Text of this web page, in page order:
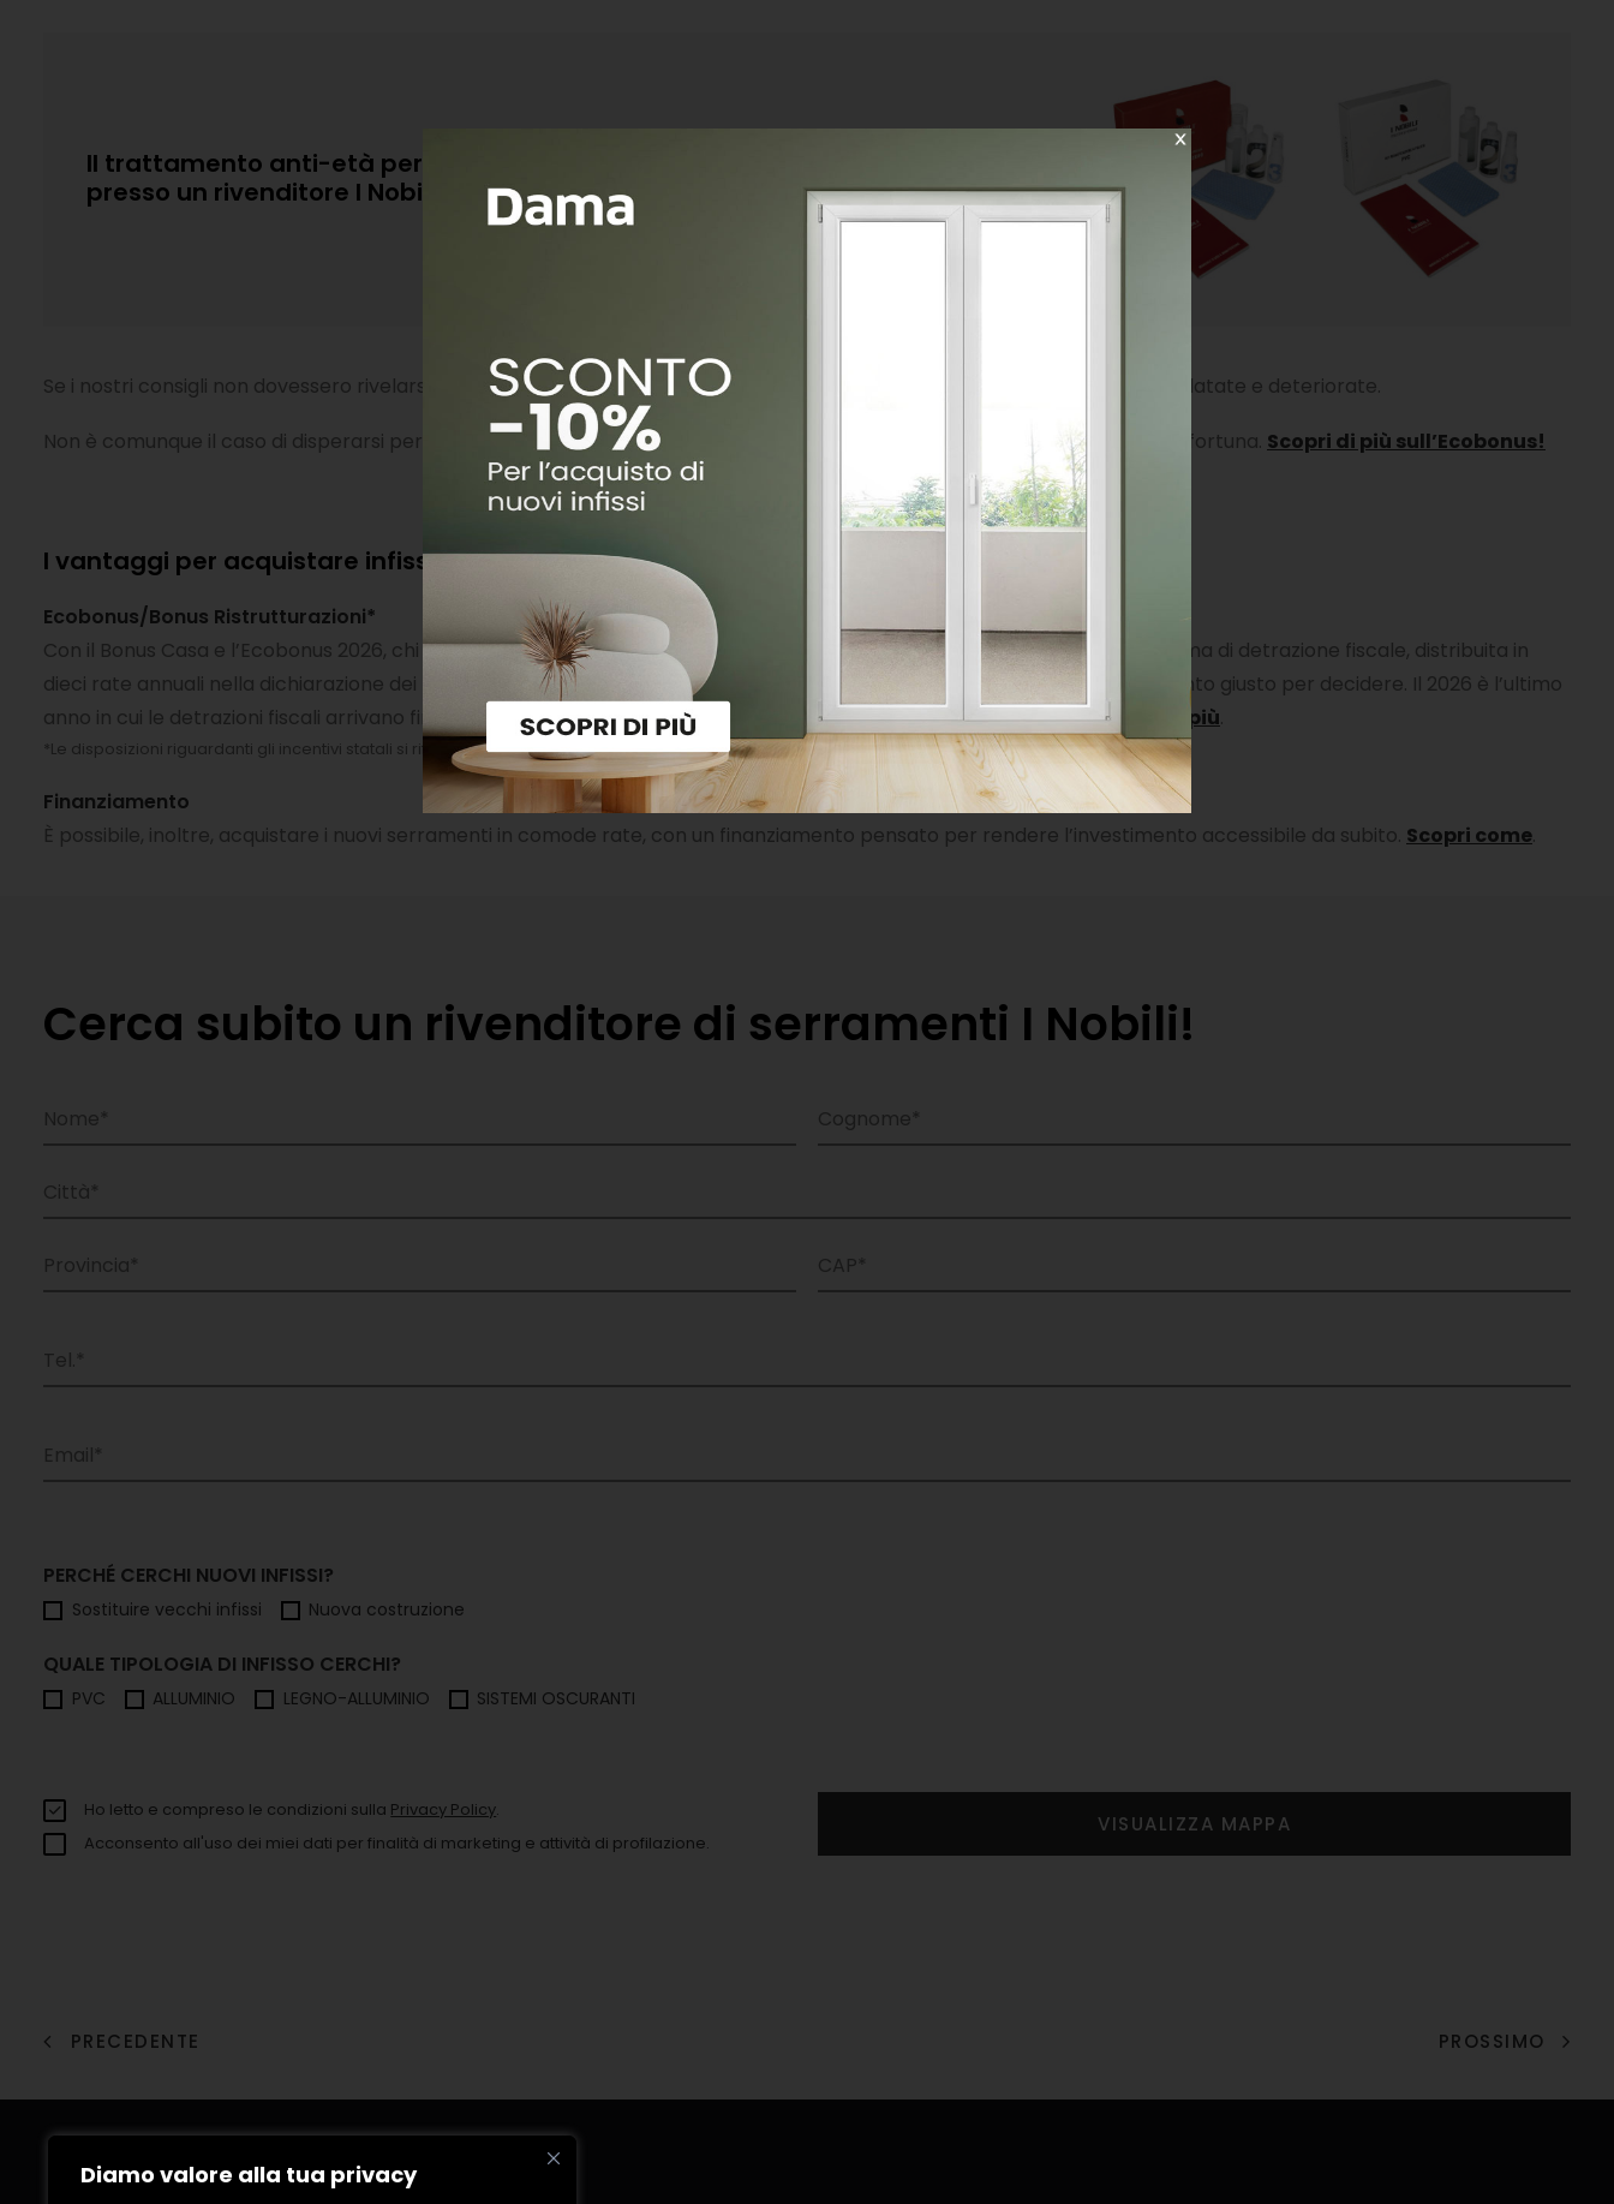
Diamo valore alla tua privacy
Il trattamento anti-età per gli infissi può essere direttamente richiesto
presso un rivenditore I Nobili!
Se i nostri consigli non dovessero rivelarsi d’aiuto per avere finestre splendenti, probabilmente queste ultime sono molto datate e deteriorate.
Non è comunque il caso di disperarsi perché questo è il momento migliore per sostituire i serramenti senza spendere una fortuna. Scopri di più sull’Ecobonus!
I vantaggi per acquistare infissi I Nobili
Ecobonus/Bonus Ristrutturazioni*
Con il Bonus Casa e l’Ecobonus 2026, chi sostituisce le finestre può recuperare fino al 50% della spesa sostenuta sotto forma di detrazione fiscale, distribuita in
dieci rate annuali nella dichiarazione dei redditi. Se hai rimandato finora la sostituzione delle tue finestre, questo è il momento giusto per decidere. Il 2026 è l’ultimo
anno in cui le detrazioni fiscali arrivano fino al 50%: dal 1° gennaio 2027 il vantaggio si riduce in modo significativo.Scopri di più.
*Le disposizioni riguardanti gli incentivi statali si riferiscono alla data di pubblicazione dell’articolo.
Finanziamento
È possibile, inoltre, acquistare i nuovi serramenti in comode rate, con un finanziamento pensato per rendere l’investimento accessibile da subito. Scopri come.
Cerca subito un rivenditore di serramenti I Nobili!
PERCHÉ CERCHI NUOVI INFISSI?
Sostituire vecchi infissi Nuova costruzione
QUALE TIPOLOGIA DI INFISSO CERCHI?
PVC ALLUMINIO LEGNO-ALLUMINIO SISTEMI OSCURANTI
Ho letto e compreso le condizioni sulla Privacy Policy.
Acconsento all'uso dei miei dati per finalità di marketing e attività di profilazione.
PRECEDENTE PROSSIMO